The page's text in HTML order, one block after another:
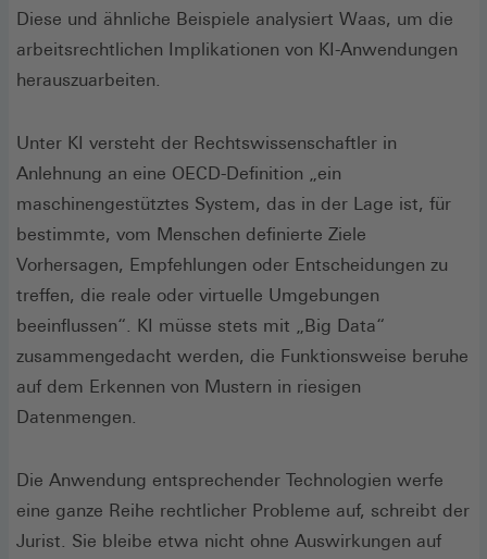
Diese und ähnliche Beispiele analysiert Waas, um die
arbeitsrechtlichen Implikationen von KI-Anwendungen
herauszuarbeiten.
Unter KI versteht der Rechtswissenschaftler in
Anlehnung an eine OECD-Definition „ein
maschinengestütztes System, das in der Lage ist, für
bestimmte, vom Menschen definierte Ziele
Vorhersagen, Empfehlungen oder Entscheidungen zu
treffen, die reale oder virtuelle Umgebungen
beeinflussen“. KI müsse stets mit „Big Data“
zusammengedacht werden, die Funktionsweise beruhe
auf dem Erkennen von Mustern in riesigen
Datenmengen.
Die Anwendung entsprechender Technologien werfe
eine ganze Reihe rechtlicher Probleme auf, schreibt der
Jurist. Sie bleibe etwa nicht ohne Auswirkungen auf